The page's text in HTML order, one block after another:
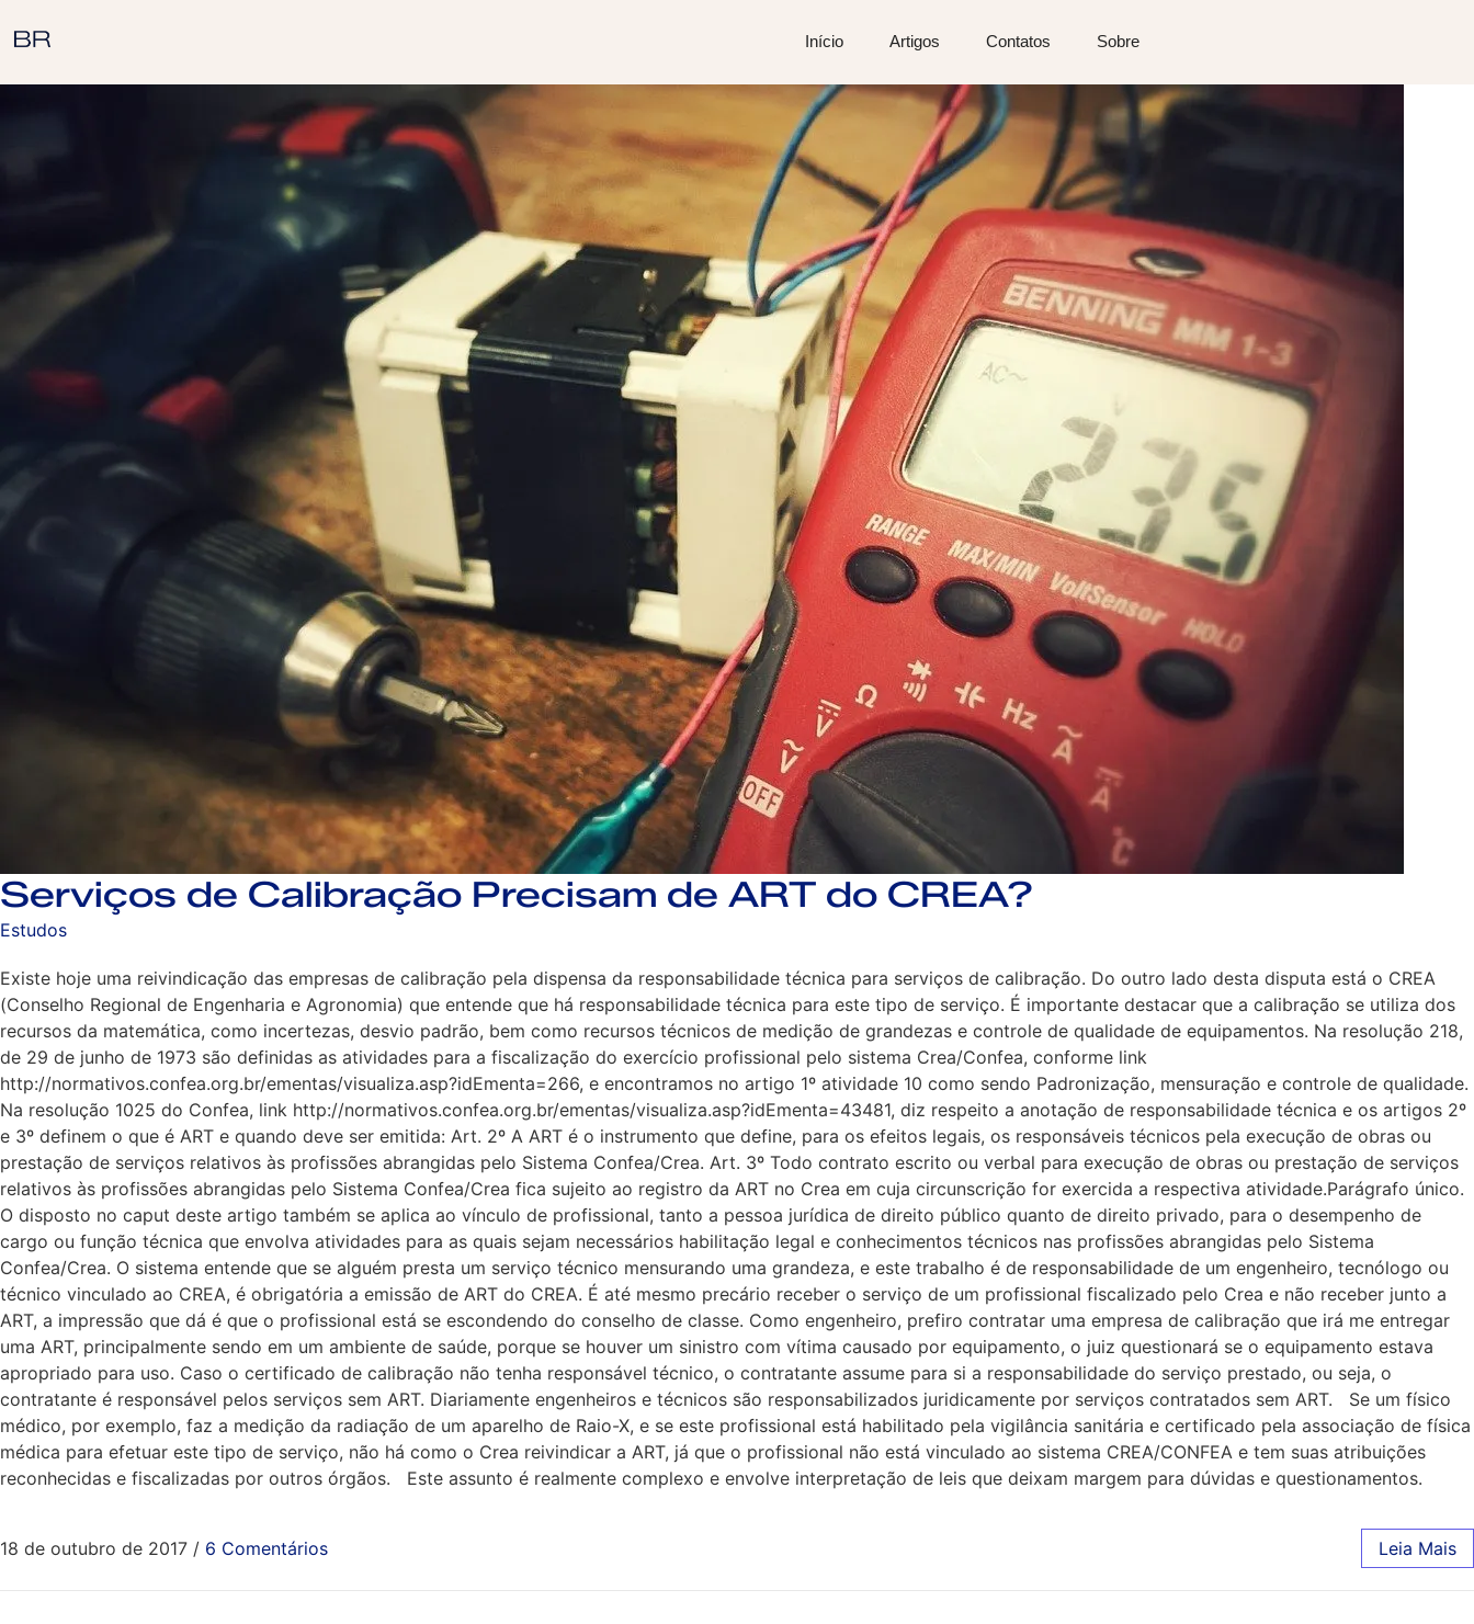
Início Artigos Contatos Sobre
Serviços de Calibração Precisam de ART do CREA?
Estudos
Existe hoje uma reivindicação das empresas de calibração pela dispensa da responsabilidade técnica para serviços de calibração. Do outro lado desta disputa está o CREA
(Conselho Regional de Engenharia e Agronomia) que entende que há responsabilidade técnica para este tipo de serviço. É importante destacar que a calibração se utiliza dos
recursos da matemática, como incertezas, desvio padrão, bem como recursos técnicos de medição de grandezas e controle de qualidade de equipamentos. Na resolução 218,
de 29 de junho de 1973 são definidas as atividades para a fiscalização do exercício profissional pelo sistema Crea/Confea, conforme link
http://normativos.confea.org.br/ementas/visualiza.asp?idEmenta=266, e encontramos no artigo 1º atividade 10 como sendo Padronização, mensuração e controle de qualidade.
Na resolução 1025 do Confea, link http://normativos.confea.org.br/ementas/visualiza.asp?idEmenta=43481, diz respeito a anotação de responsabilidade técnica e os artigos 2º
e 3º definem o que é ART e quando deve ser emitida: Art. 2º A ART é o instrumento que define, para os efeitos legais, os responsáveis técnicos pela execução de obras ou
prestação de serviços relativos às profissões abrangidas pelo Sistema Confea/Crea. Art. 3º Todo contrato escrito ou verbal para execução de obras ou prestação de serviços
relativos às profissões abrangidas pelo Sistema Confea/Crea fica sujeito ao registro da ART no Crea em cuja circunscrição for exercida a respectiva atividade.Parágrafo único.
O disposto no caput deste artigo também se aplica ao vínculo de profissional, tanto a pessoa jurídica de direito público quanto de direito privado, para o desempenho de
cargo ou função técnica que envolva atividades para as quais sejam necessários habilitação legal e conhecimentos técnicos nas profissões abrangidas pelo Sistema
Confea/Crea. O sistema entende que se alguém presta um serviço técnico mensurando uma grandeza, e este trabalho é de responsabilidade de um engenheiro, tecnólogo ou
técnico vinculado ao CREA, é obrigatória a emissão de ART do CREA. É até mesmo precário receber o serviço de um profissional fiscalizado pelo Crea e não receber junto a
ART, a impressão que dá é que o profissional está se escondendo do conselho de classe. Como engenheiro, prefiro contratar uma empresa de calibração que irá me entregar
uma ART, principalmente sendo em um ambiente de saúde, porque se houver um sinistro com vítima causado por equipamento, o juiz questionará se o equipamento estava
apropriado para uso. Caso o certificado de calibração não tenha responsável técnico, o contratante assume para si a responsabilidade do serviço prestado, ou seja, o
contratante é responsável pelos serviços sem ART. Diariamente engenheiros e técnicos são responsabilizados juridicamente por serviços contratados sem ART. Se um físico
médico, por exemplo, faz a medição da radiação de um aparelho de Raio-X, e se este profissional está habilitado pela vigilância sanitária e certificado pela associação de física
médica para efetuar este tipo de serviço, não há como o Crea reivindicar a ART, já que o profissional não está vinculado ao sistema CREA/CONFEA e tem suas atribuições
reconhecidas e fiscalizadas por outros órgãos. Este assunto é realmente complexo e envolve interpretação de leis que deixam margem para dúvidas e questionamentos.
18 de outubro de 2017 / 6 Comentários Leia Mais